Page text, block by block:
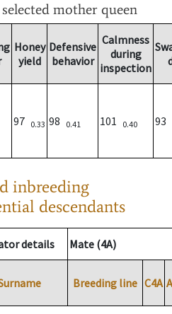
mother queen
Honey
yield
Defensive
behavior
Calmness
during
inspection
97 0.33 98 0.41 101 0.40 93
inbreeding
descendants
details Mate (4A)
Breeding line C4A